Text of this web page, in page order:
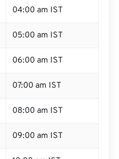
04:00 am IST
05:00 am IST
06:00 am IST
07:00 am IST
08:00 am IST
09:00 am IST